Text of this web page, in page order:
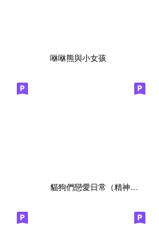
咻咻熊與小女孩
貓狗們戀愛日常（精神小狗）